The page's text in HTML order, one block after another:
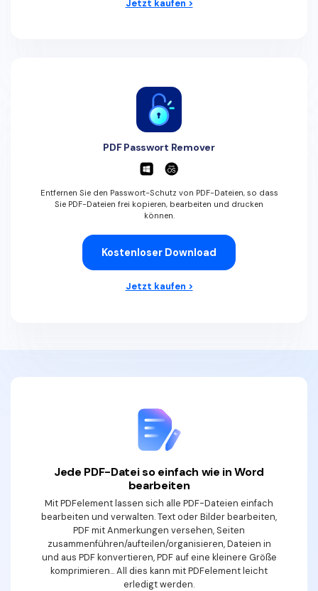
Jetzt kaufen >
PDF Passwort Remover
Entfernen Sie den Passwort-Schutz von PDF-Dateien, so dass
Sie PDF-Dateien frei kopieren, bearbeiten und drucken
können.
Kostenloser Download
Jetzt kaufen >
Jede PDF-Datei so einfach wie in Word
bearbeiten
Mit PDFelement lassen sich alle PDF-Dateien einfach
bearbeiten und verwalten. Text oder Bilder bearbeiten,
PDF mit Anmerkungen versehen, Seiten
zusammenführen/aufteilen/organisieren, Dateien in
und aus PDF konvertieren, PDF auf eine kleinere Größe
komprimieren... All dies kann mit PDFelement leicht
erledigt werden.